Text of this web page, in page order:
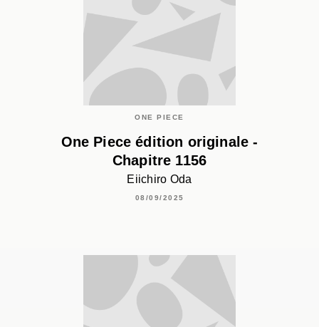
ONE PIECE
One Piece édition originale -
Chapitre 1156
Eiichiro Oda
08/09/2025